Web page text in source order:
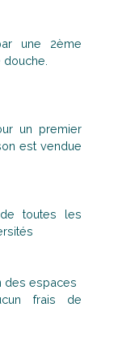
une 2ème
un premier
est vendue
toutes les
des espaces
frais de